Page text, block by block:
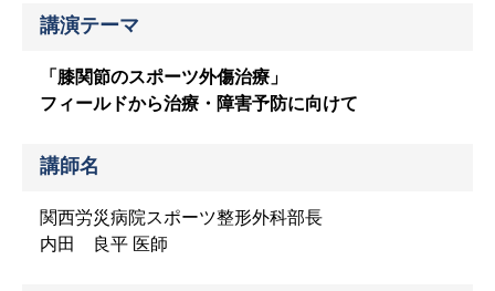
講演テーマ
「膝関節のスポーツ外傷治療」
フィールドから治療・障害予防に向けて
講師名
関西労災病院スポーツ整形外科部長
内田 良平 医師